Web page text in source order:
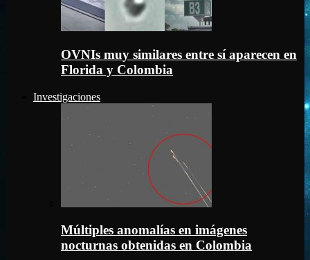
OVNIs muy similares entre sí aparecen en
Florida y Colombia
Investigaciones
Múltiples anomalías en imágenes
nocturnas obtenidas en Colombia